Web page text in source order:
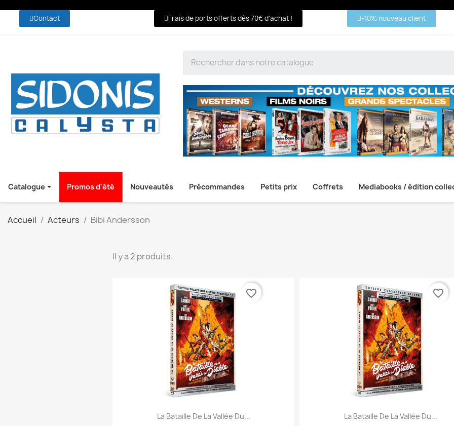
Contact Frais de ports offerts dès 70€ d'achat ! -10% nouveau client
Catalogue Promos d'été Nouveautés Précommandes Petits prix Coffrets Mediabooks / édition
Accueil Acteurs Bibi Andersson
Il y a 2 produits.
Aperçu rapide
La Bataille De La Vallée Du...
favorite_border
Aperçu rapide
La Bataille De La Vallée Du...
favorite_border